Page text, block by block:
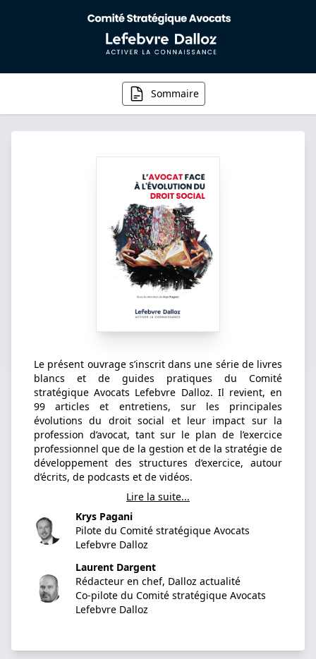
Sommaire
Le présent ouvrage s’inscrit dans une série de livres
blancs et de guides pratiques du Comité
stratégique Avocats Lefebvre Dalloz. Il revient, en
99 articles et entretiens, sur les principales
évolutions du droit social et leur impact sur la
profession d’avocat, tant sur le plan de l’exercice
professionnel que de la gestion et de la stratégie de
développement des structures d’exercice, autour
d’écrits, de podcasts et de vidéos.
Lire la suite...
Krys Pagani
Pilote du Comité stratégique Avocats
Lefebvre Dalloz
Laurent Dargent
Rédacteur en chef, Dalloz actualité
Co-pilote du Comité stratégique Avocats
Lefebvre Dalloz